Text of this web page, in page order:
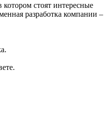
стоят интересные
разработка компании –